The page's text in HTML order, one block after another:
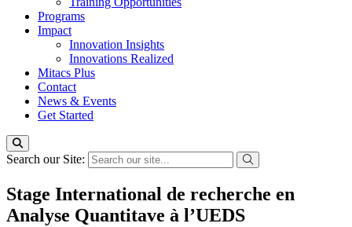
Programs
Impact
Innovation Insights
Innovations Realized
Mitacs Plus
Contact
News & Events
Get Started
Search our Site:
Stage International de recherche en
Analyse Quantitave à l’UEDS